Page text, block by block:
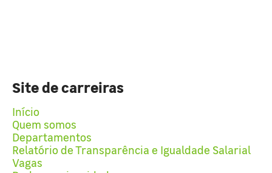
Site de carreiras
Início
Quem somos
Departamentos
Relatório de Transparência e Igualdade Salarial
Vagas